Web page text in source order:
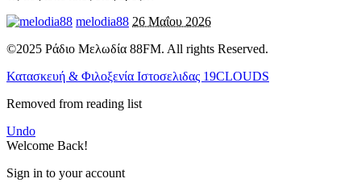
melodia88 26 Μαΐου 2026
©2025 Ράδιο Μελωδία 88FM. All rights Reserved.
Κατασκευή & Φιλοξενία Ιστοσελιδας 19CLOUDS
Removed from reading list
Undo
Welcome Back!
Sign in to your account